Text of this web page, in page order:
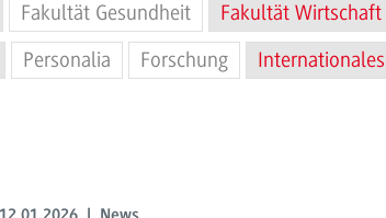
Fakultät Gesundheit Fakultät Wirtschaft
Personalia Forschung Internationales